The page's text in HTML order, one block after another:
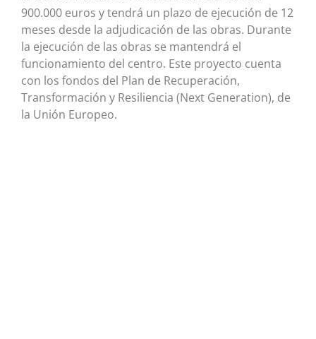
900.000 euros y tendrá un plazo de ejecución de 12
meses desde la adjudicación de las obras. Durante
la ejecución de las obras se mantendrá el
funcionamiento del centro. Este proyecto cuenta
con los fondos del Plan de Recuperación,
Transformación y Resiliencia (Next Generation), de
la Unión Europeo.